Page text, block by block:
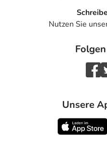
Nutzen Sie
Unsere